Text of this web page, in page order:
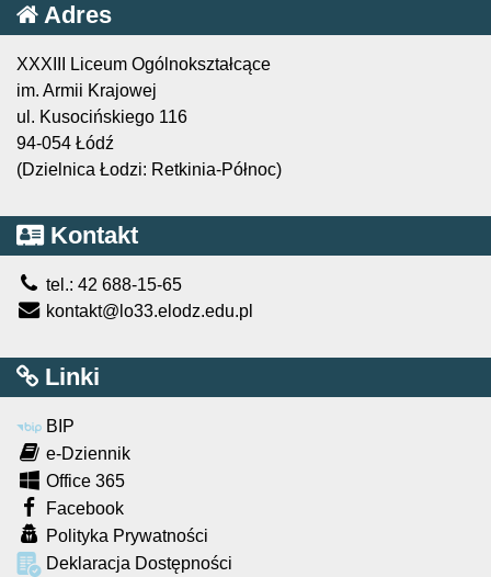
Adres
XXXIII Liceum Ogólnokształcące
im. Armii Krajowej
ul. Kusocińskiego 116
94-054 Łódź
(Dzielnica Łodzi: Retkinia-Północ)
Kontakt
tel.: 42 688-15-65
kontakt@lo33.elodz.edu.pl
Linki
BIP
e-Dziennik
Office 365
Facebook
Polityka Prywatności
Deklaracja Dostępności